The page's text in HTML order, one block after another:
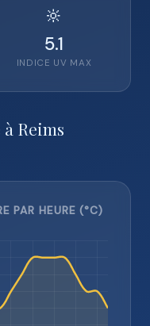
🔆
5.1
INDICE UV MAX
Reims
PAR HEURE (°C)